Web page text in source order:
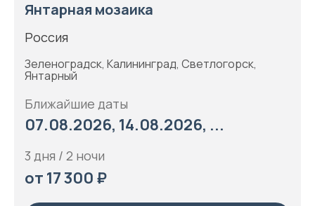
Янтарная мозаика
Россия
Зеленоградск, Калининград, Светлогорск,
Янтарный
Ближайшие даты
07.08.2026, 14.08.2026, ...
3 дня / 2 ночи
от 17 300 ₽